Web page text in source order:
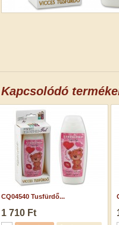
Kapcsolódó
CQ04540 Tusfürdő...
1 710 Ft